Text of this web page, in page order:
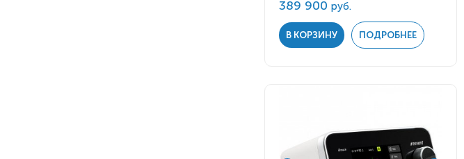
389 900 руб.
В КОРЗИНУ ПОДРОБНЕЕ